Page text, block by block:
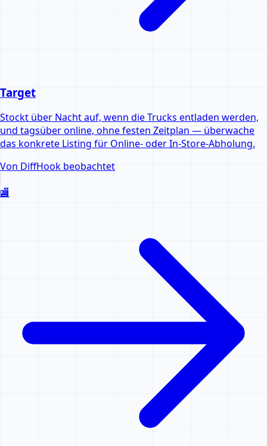
Target
Stockt über Nacht auf, wenn die Trucks entladen werden,
und tagsüber online, ohne festen Zeitplan — überwache
das konkrete Listing für Online- oder In-Store-Abholung.
Von DiffHook beobachtet
🏬